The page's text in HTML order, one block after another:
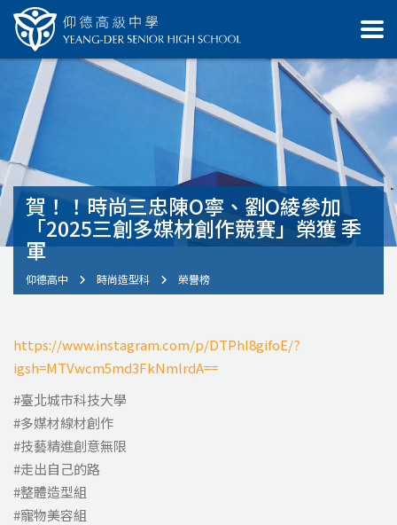
賀！！時尚三忠陳O寧、劉O綾參加
「2025三創多媒材創作競賽」榮獲 季
軍
仰德高中 時尚造型科 榮譽榜
https://www.instagram.com/p/DTPhI8gifoE/?
igsh=MTVwcm5md3FkNmlrdA==
#臺北城市科技大學
#多媒材線材創作
#技藝精進創意無限
#走出自己的路
#整體造型組
#寵物美容組